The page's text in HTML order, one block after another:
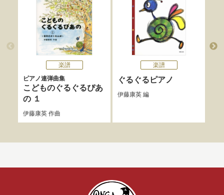
楽譜
ピアノ連弾曲集
こどものぐるぐるぴあ
の １
伊藤康英作曲
楽譜
ぐるぐるピアノ
伊藤康英編